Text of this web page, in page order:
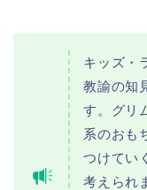
キッズ・
教諭の知
す。グリ
系のおも
つけてい
考えられ